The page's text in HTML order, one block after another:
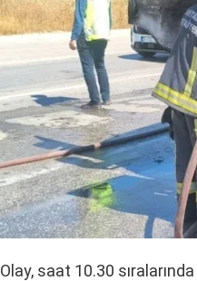
Olay, saat 10.30